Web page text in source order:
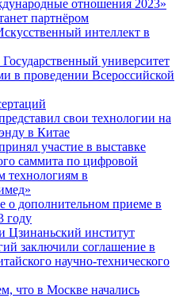
отношения 2023»
партнёром
интеллект в
университет
в проведении Всероссийской
свои технологии на
в Китае
участие в выставке
саммита по цифровой
в
о дополнительном приеме в
году
институт
заключили соглашение в
научно-технического
что в Москве начались